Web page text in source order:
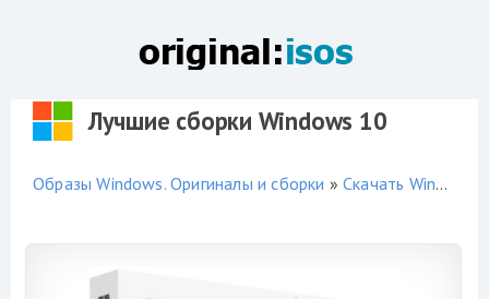
Лучшие сборки Windows 10
Образы Windows. Оригиналы и сборки »Скачать Windows 10 торрент